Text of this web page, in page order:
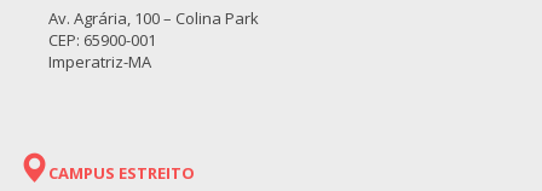
Av. Agrária, 100 – Colina Park
CEP: 65900-001
Imperatriz-MA
CAMPUS ESTREITO